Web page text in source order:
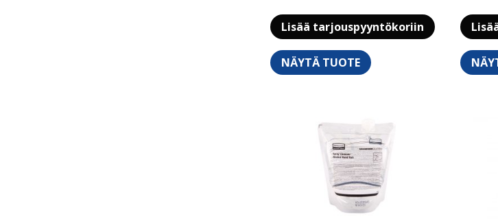
Lisää tarjouspyyntökoriin
tuotteella
useampi
muunnelma.
NÄYTÄ TUOTE